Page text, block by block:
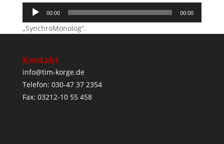
Audio-
Player
00:00 00:00
„SynchroMonolog“.
Kontakt
info@tim-korge.de
Telefon: 030-47 37 2354
Fax: 03212-10 55 458